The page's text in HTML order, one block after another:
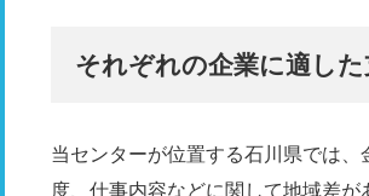
それぞれの企業に適した
当センターが位置する石川県では
度、仕事内容などに関して地域差